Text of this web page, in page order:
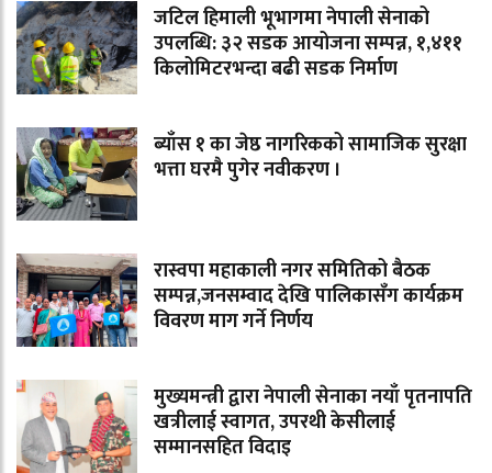
जटिल हिमाली भूभागमा नेपाली सेनाको
उपलब्धि: ३२ सडक आयोजना सम्पन्न, १,४११
किलोमिटरभन्दा बढी सडक निर्माण
ब्याँस १ का जेष्ठ नागरिकको सामाजिक सुरक्षा
भत्ता घरमै पुगेर नवीकरण ।
रास्वपा महाकाली नगर समितिको बैठक
सम्पन्न,जनसम्वाद देखि पालिकासँग कार्यक्रम
विवरण माग गर्ने निर्णय
मुख्यमन्त्री द्वारा नेपाली सेनाका नयाँ पृतनापति
खत्रीलाई स्वागत, उपरथी केसीलाई
सम्मानसहित विदाइ